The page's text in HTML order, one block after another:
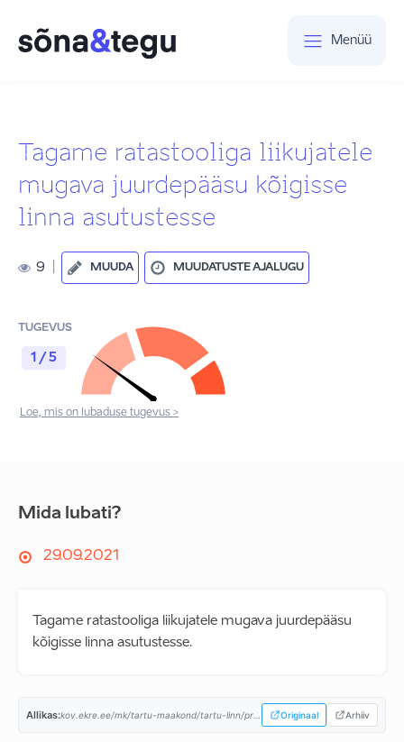
Menüü
Tagame ratastooliga liikujatele
mugava juurdepääsu kõigisse
linna asutustesse
9 MUUDA MUUDATUSTE AJALUGU
TUGEVUS
1 / 5
Loe, mis on lubaduse tugevus >
Mida lubati?
29.09.2021
Tagame ratastooliga liikujatele mugava juurdepääsu
kõigisse linna asutustesse.
Allikas: Originaal Arhiiv